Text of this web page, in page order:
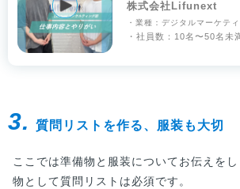
株式会社Lifunext
・業種：デジタルマーケテ
・社員数：10名〜50名未
3. 質問リストを作る、服装も大切
ここでは準備物と服装についてお伝えを
物として質問リストは必須です。